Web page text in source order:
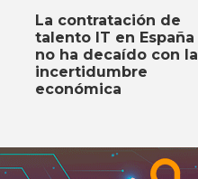
La contratación de
talento IT en España
no ha decaído con la
incertidumbre
económica